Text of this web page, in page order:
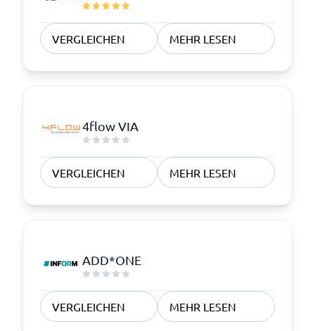
VERGLEICHEN MEHR LESEN
4flow VIA
VERGLEICHEN MEHR LESEN
ADD*ONE
VERGLEICHEN MEHR LESEN